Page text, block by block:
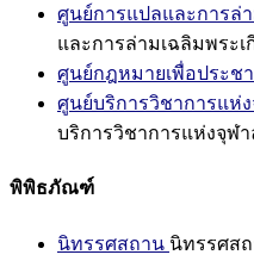
ศูนย์การแปลและการล่
และการล่ามเฉลิมพระเ
ศูนย์กฎหมายเพื่อประช
ศูนย์บริการวิชาการแห่
บริการวิชาการแห่งจุฬ
พิพิธภัณฑ์
นิทรรศสถาน นิทรรศส